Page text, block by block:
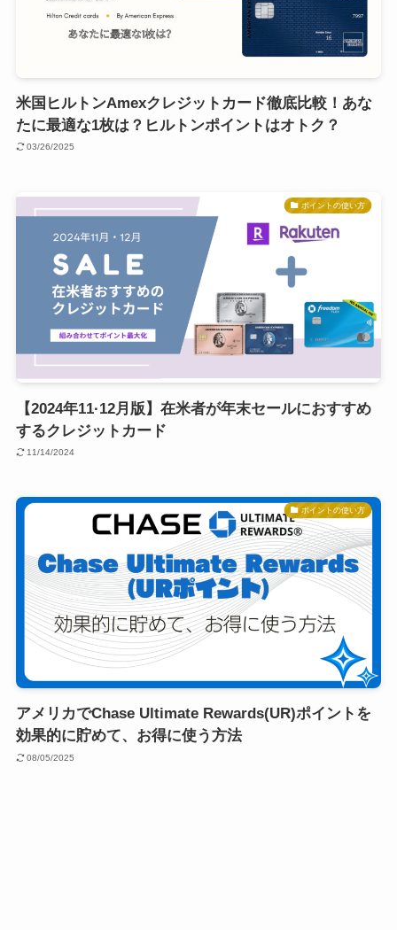
米国ヒルトンAmexクレジットカード徹底比較！あな
たに最適な1枚は？ヒルトンポイントはオトク？
03/26/2025
ポイントの使い方
【2024年11·12月版】在米者が年末セールにおすすめ
するクレジットカード
11/14/2024
ポイントの使い方
アメリカでChase Ultimate Rewards(UR)ポイントを
効果的に貯めて、お得に使う方法
08/05/2025